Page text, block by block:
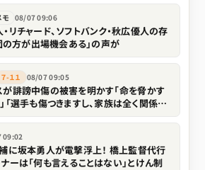
モ 08/07 09:06
リチャード、ソフトバンク・秋広優人の存
方が出場機会ある」の声が
７-１１ 08/07 09:05
誹謗中傷の被害を明かす「命を脅かす
「選手も傷つきますし、家族は全く関係な
09:02
に坂本勇人が電撃浮上！ 橋上監督代行
ーは「何も言えることはない」とけん制